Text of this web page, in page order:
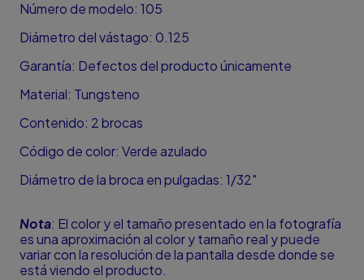
Número de modelo: 105
Diámetro del vástago: 0.125
Garantía: Defectos del producto únicamente
Material: Tungsteno
Contenido: 2 brocas
Código de color: Verde azulado
Diámetro de la broca en pulgadas: 1/32"
Nota: El color y el tamaño presentado en la fotografía
es una aproximación al color y tamaño real y puede
variar con la resolución de la pantalla desde donde se
está viendo el producto.